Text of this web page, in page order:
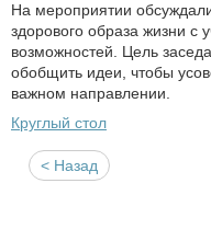
На мероприятии
здорового образа жизни с
возможностей. Цель
обобщить идеи, чтобы
важном направлении.
Круглый стол
< Назад